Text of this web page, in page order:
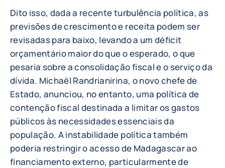
Dito isso, dada a recente turbulência política, as
previsões de crescimento e receita podem ser
revisadas para baixo, levando a um déficit
orçamentário maior do que o esperado, o que
pesaria sobre a consolidação fiscal e o serviço da
dívida. Michaël Randrianirina, o novo chefe de
Estado, anunciou, no entanto, uma política de
contenção fiscal destinada a limitar os gastos
públicos às necessidades essenciais da
população. A instabilidade política também
poderia restringir o acesso de Madagascar ao
financiamento externo, particularmente de